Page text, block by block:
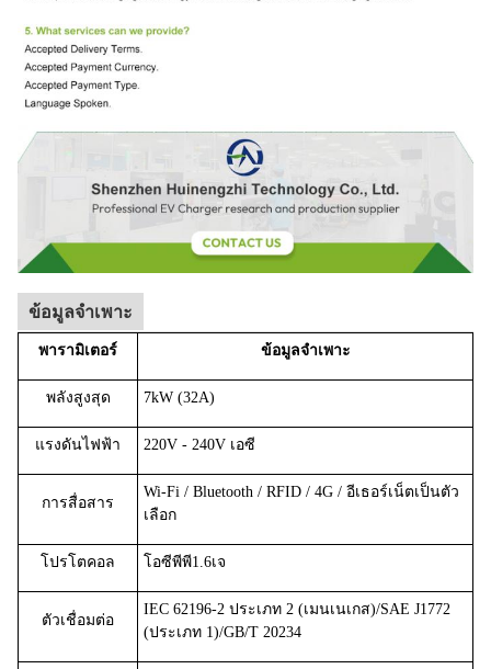
ข้อมูลจำเพาะ
พารามิเตอร์ ข้อมูลจำเพาะ
พลังสูงสุด 7kW (32A)
แรงดันไฟฟ้า 220V - 240V เอซี
การสื่อสาร
Wi-Fi / Bluetooth / RFID / 4G / อีเธอร์เน็ตเป็นตัว
เลือก
โปรโตคอล โอซีพีพี1.6เจ
ตัวเชื่อมต่อ
IEC 62196-2 ประเภท 2 (เมนเนเกส)/SAE J1772
(ประเภท 1)/GB/T 20234